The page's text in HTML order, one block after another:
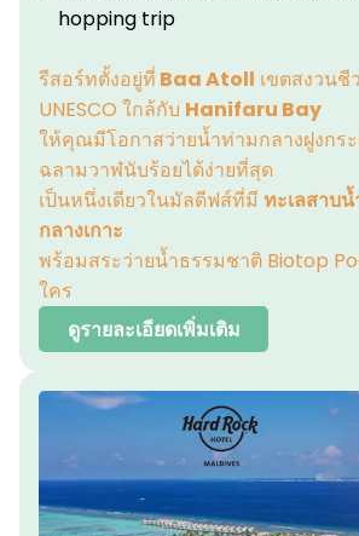
hopping trip
รีสอร์ทตั้งอยู่ที่ Baa Atoll เขตสงวน
UNESCO ใกล้กับ Hanifaru Bay
ให้คุณมีโอกาสว่ายน้ำท่ามกลางฝูงกร
ฉลามวาฬนับร้อยได้ง่ายที่สุด
เป็นหนึ่งเดียวในมัลดีฟส์ที่มี ทะเลสาบ
กลางเกาะ
พร้อมสระว่ายน้ำธรรมชาติ Biotop
ใคร
ดูรายละเอียดเพิ่มเติม